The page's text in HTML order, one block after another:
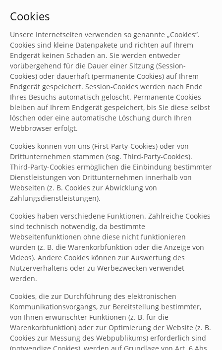
Cookies
Unsere Internetseiten verwenden so genannte „Cookies“.
Cookies sind kleine Datenpakete und richten auf Ihrem
Endgerät keinen Schaden an. Sie werden entweder
vorübergehend für die Dauer einer Sitzung (Session-
Cookies) oder dauerhaft (permanente Cookies) auf Ihrem
Endgerät gespeichert. Session-Cookies werden nach Ende
Ihres Besuchs automatisch gelöscht. Permanente Cookies
bleiben auf Ihrem Endgerät gespeichert, bis Sie diese selbst
löschen oder eine automatische Löschung durch Ihren
Webbrowser erfolgt.
Cookies können von uns (First-Party-Cookies) oder von
Drittunternehmen stammen (sog. Third-Party-Cookies).
Third-Party-Cookies ermöglichen die Einbindung bestimmter
Dienstleistungen von Drittunternehmen innerhalb von
Webseiten (z. B. Cookies zur Abwicklung von
Zahlungsdienstleistungen).
Cookies haben verschiedene Funktionen. Zahlreiche Cookies
sind technisch notwendig, da bestimmte
Webseitenfunktionen ohne diese nicht funktionieren
würden (z. B. die Warenkorbfunktion oder die Anzeige von
Videos). Andere Cookies können zur Auswertung des
Nutzerverhaltens oder zu Werbezwecken verwendet
werden.
Cookies, die zur Durchführung des elektronischen
Kommunikationsvorgangs, zur Bereitstellung bestimmter,
von Ihnen erwünschter Funktionen (z. B. für die
Warenkorbfunktion) oder zur Optimierung der Website (z. B.
Cookies zur Messung des Webpublikums) erforderlich sind